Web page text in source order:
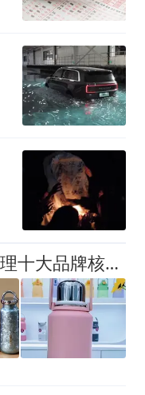
挑选保温杯少走弯路，梳理十大品牌核心亮点